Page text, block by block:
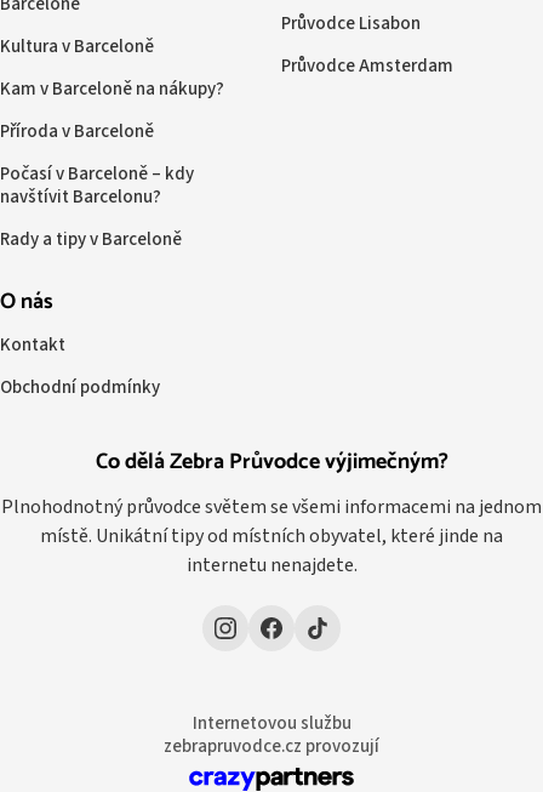
Co dělá Zebra Průvodce výjimečným?
Plnohodnotný průvodce světem se všemi informacemi na jednom
místě. Unikátní tipy od místních obyvatel, které jinde na
internetu nenajdete.
Kultura v Barceloně
Kam v Barceloně na nákupy?
Příroda v Barceloně
Počasí v Barceloně – kdy
navštívit Barcelonu?
Rady a tipy v Barceloně
Průvodce Lisabon
Průvodce Amsterdam
O nás
Kontakt
Obchodní podmínky
Internetovou službu
zebrapruvodce.cz provozují